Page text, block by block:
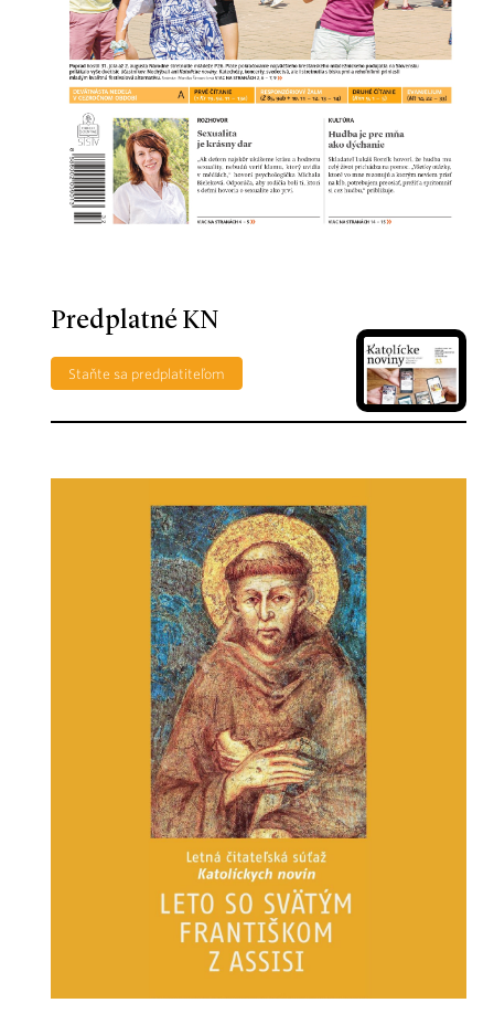
Predplatné KN
Staňte sa predplatiteľom